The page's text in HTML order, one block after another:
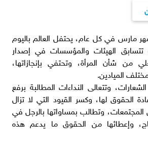
مارس في كل عام، يحتفل العالم باليوم
تتسابق الهيئات والمؤسسات في إصدار
من شأن المرأة، وتحتفي بإنجازاتها،
الميادين.
وتتعالى النداءات المطالبة برفع
الحقوق لها، وكسر القيود التي لا تزال
وتطالب بمساواتها بالرجل في
وإعطائها من الحقوق ما يدعم هذه